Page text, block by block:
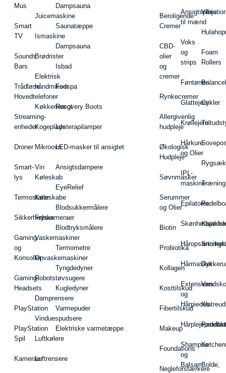
Mus
Smart
TV
Sounds
Bars
Trådløse
Hovedtelefoner
Streaming-
enheder
Droner
Smart-
lys
Termostater
Sikkerhedskameraer
Gaming
og
Konsoller
Gaming-
Headsets
PlayStation
PlayStation
Spil
Kameraer
Juicemaskine
Ismaskine
Brødrister
Elektrisk
håndmikser
Køkkenvægt
Kogeplade
Mikroovn
Vin
Køleskab
Køleskabe
Fryser
Vaskemaskiner
Opvaskemaskiner
Robotstøvsugere
Damprensere
Vinduespudsere
Luftkølere
Luftrensere
Dampsauna
Saunatæppe
Dampsauna
Isbad
Fodspa
Recovery Boots
Lysterapilamper
LED-masker til ansigtet
Ansigtsdampere
EyeRelief
Blodsukkermålere
Blodtryksmålere
Termometre
Tyngdedyner
Kugledyner
Varmepuder
Elektriske varmetæppe
Beroligende
Cremer
CBD-
olier
og
cremer
Rynkecremer
Allergivenlig
hudpleje
Økologisk
Hudpleje
Søvnmasker
Serummer
og Olier
Biotin
Probiotika
Kollagen
Kosttilskud
Fibertilskud
Makeup
Foundations
Negleforstærkere
Ansigtspleje
til mænd
Voks
og
strips
Føntørrer
Glattejern
Krøllejern
Hårkure
og Olier
IPL-
maskiner
Epilatorer
Hårmasker
Extensions
og
Hårpieces
Shampoo
og
Balsam
Foam
Rollers
Cykler
Vandsko
Bolde,